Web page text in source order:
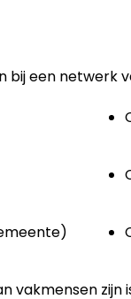
bij een netwerk
vakmensen zijn